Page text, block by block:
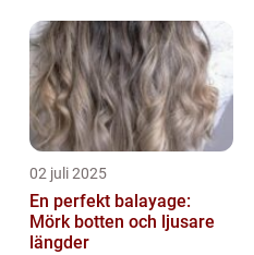
02 juli 2025
En perfekt balayage:
Mörk botten och ljusare
längder